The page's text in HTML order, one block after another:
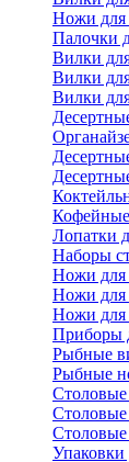
Ножи для
Палочки
Вилки
Вилки
Вилки
Лопатки
Наборы
Ножи для
Ножи для
Ножи для
Приборы
Рыбные
Рыбные
Упаковки